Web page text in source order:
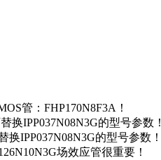
管：FHP170N8F3A！
换IPP037N08N3G的型号参数！
IPP037N08N3G的型号参数！
场效应管很重要！